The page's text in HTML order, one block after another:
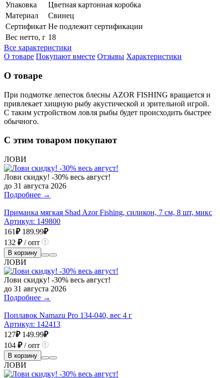
Упаковка
Цветная картонная коробка
Материал
Свинец
Сертификат Не подлежит сертификации
Вес нетто, г 18
Все характеристики
О товаре Покупают вместе Отзывы Характеристики
О товаре
При подмотке лепесток блесны AZOR FISHING вращается и
привлекает хищную рыбу акустической и зрительной игрой.
С таким устройством ловля рыбы будет происходить быстрее
обычного.
С этим товаром покупают
ЛОВИ
Лови скидку! -30% весь август!
до 31 августа 2026
Подробнее →
Приманка мягкая Shad Azor Fishing, силикон, 7 см, 8 шт, микс
Артикул: 149800
161₽ 189.99₽
132 ₽/ опт
В корзину
ЛОВИ
Лови скидку! -30% весь август!
до 31 августа 2026
Подробнее →
Поплавок Namazu Pro 134-040, вес 4 г
Артикул: 142413
127₽ 149.99₽
104 ₽/ опт
В корзину
ЛОВИ